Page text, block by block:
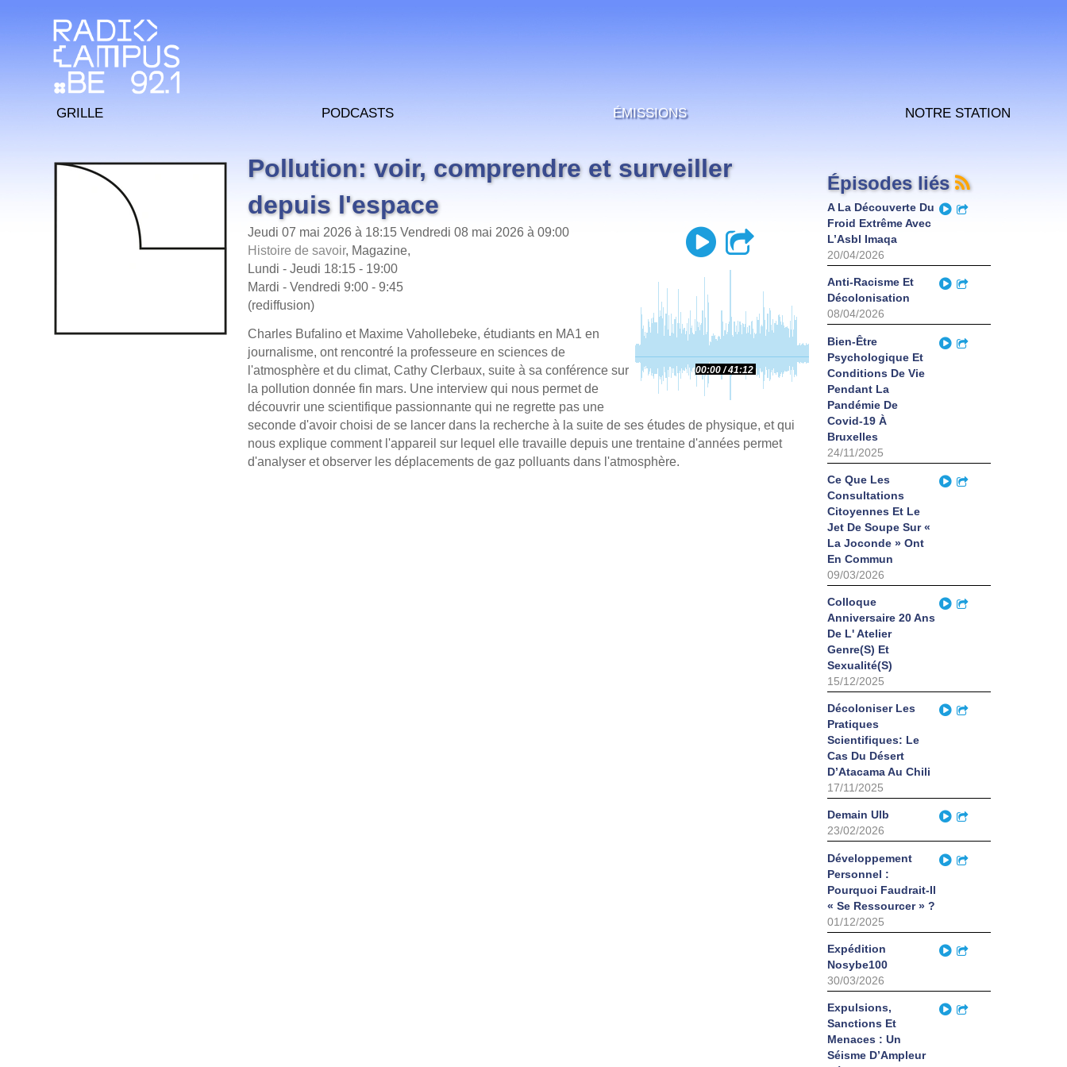
Grille Podcasts Émissions Notre station
Pollution: voir, comprendre et surveiller
depuis l'espace
Play Partager
00:00 41:12
Jeudi 07 mai 2026 à 18:15 Vendredi 08 mai 2026 à 09:00
Histoire de savoir, Magazine,
Lundi - Jeudi 18:15 - 19:00
Mardi - Vendredi 9:00 - 9:45
(rediffusion)
Charles Bufalino et Maxime Vahollebeke, étudiants en MA1 en
journalisme, ont rencontré la professeure en sciences de
l'atmosphère et du climat, Cathy Clerbaux, suite à sa conférence sur
la pollution donnée fin mars. Une interview qui nous permet de
découvrir une scientifique passionnante qui ne regrette pas une
seconde d'avoir choisi de se lancer dans la recherche à la suite de ses études de physique, et qui
nous explique comment l'appareil sur lequel elle travaille depuis une trentaine d'années permet
d'analyser et observer les déplacements de gaz polluants dans l'atmosphère.
Épisodes liés
A La Découverte Du
Froid Extrême Avec
L’Asbl Imaqa
20/04/2026
Play
Anti-Racisme Et
Décolonisation
08/04/2026
Play
Bien-Être
Psychologique Et
Conditions De Vie
Pendant La
Pandémie De
Covid-19 À
Bruxelles
24/11/2025
Play
Ce Que Les
Consultations
Citoyennes Et Le
Jet De Soupe Sur «
La Joconde » Ont
En Commun
09/03/2026
Play
Colloque
Anniversaire 20 Ans
De L' Atelier
Genre(S) Et
Sexualité(S)
15/12/2025
Play
Décoloniser Les
Pratiques
Scientifiques: Le
Cas Du Désert
D’Atacama Au Chili
17/11/2025
Play
Demain Ulb
23/02/2026
Play
Développement
Personnel :
Pourquoi Faudrait-Il
« Se Ressourcer » ?
01/12/2025
Play
Expédition
Nosybe100
30/03/2026
Play
Expulsions,
Sanctions Et
Menaces : Un
Séisme D’Ampleur
Play